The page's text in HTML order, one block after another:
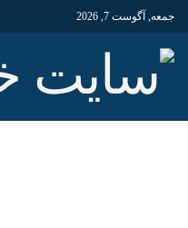
جمعه, آگوست 7, 2026